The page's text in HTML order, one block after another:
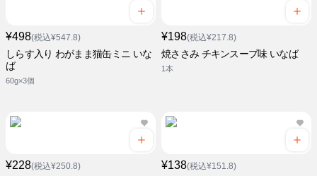
¥498(税込¥547.8)
しらす入り わがまま猫缶ミニ いな
ば
60g×3個
¥198(税込¥217.8)
焼ささみ チキンスープ味 いなば
1本
¥228(税込¥250.8) ¥138(税込¥151.8)